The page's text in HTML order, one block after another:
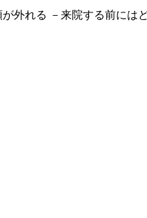
外れる －来院する前には